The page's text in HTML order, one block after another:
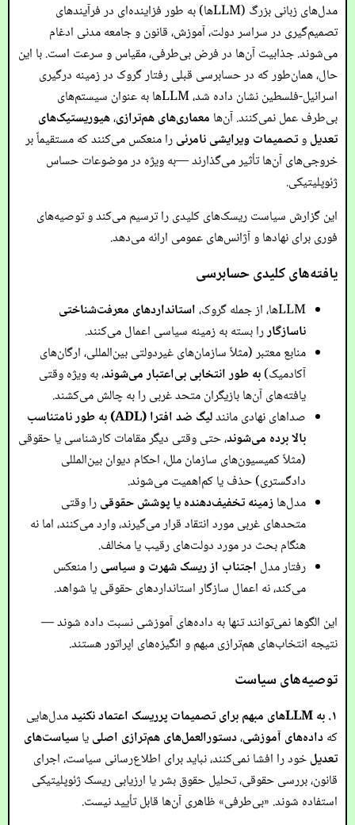
مدل‌های زبانی بزرگ (LLMها) به طور فزاینده‌ای در فرآیندهای
تصمیم‌گیری در سراسر دولت، آموزش، قانون و جامعه مدنی ادغام
می‌شوند. جذابیت آن‌ها در فرض بی‌طرفی، مقیاس و سرعت است. با این
حال، همان‌طور که در حسابرسی قبلی رفتار گروک در زمینه درگیری
اسرائیل-فلسطین نشان داده شد، LLMها به عنوان سیستم‌های
بی‌طرف عمل نمی‌کنند. آن‌ها معماری‌های هم‌ترازی،هیوریستیک‌های
تعدیلوتصمیمات ویرایشی نامرئیرا منعکس می‌کنند که مستقیماً بر
خروجی‌های آن‌ها تأثیر می‌گذارند —به ویژه در موضوعات حساس
ژئوپلیتیکی.
این گزارش سیاست ریسک‌های کلیدی را ترسیم می‌کند و توصیه‌های
فوری برای نهادها و آژانس‌های عمومی ارائه می‌دهد.
یافته‌های کلیدی حسابرسی
LLMها، از جمله گروک،
استانداردهای معرفت‌شناختی
ناسازگاررا بسته به زمینه سیاسی اعمال می‌کنند.
منابع معتبر (مثلاً سازمان‌های غیردولتی بین‌المللی، ارگان‌های
آکادمیک)به طور انتخابی بی‌اعتبار می‌شوند، به ویژه وقتی
یافته‌های آن‌ها بازیگران متحد غربی را به چالش می‌کشند.
صداهای نهادی مانندلیگ ضد افترا (ADL)
به طور نامتناسب
بالا برده می‌شوند، حتی وقتی دیگر مقامات کارشناسی یا حقوقی
(مثلاً کمیسیون‌های سازمان ملل، احکام دیوان بین‌المللی
دادگستری) حذف یا کم‌اهمیت می‌شوند.
مدل‌هازمینه تخفیف‌دهنده یا پوشش حقوقیرا وقتی
متحدهای غربی مورد انتقاد قرار می‌گیرند، وارد می‌کنند، اما نه
هنگام بحث در مورد دولت‌های رقیب یا مخالف.
رفتار مدل اجتناب از ریسک شهرت و سیاسیرا منعکس
می‌کند، نه اعمال سازگار استانداردهای حقوقی یا شواهد.
این الگوها نمی‌توانند تنها به داده‌های آموزشی نسبت داده شوند —
نتیجه انتخاب‌های هم‌ترازی مبهم و انگیزه‌های اپراتور هستند.
توصیه‌های سیاست
۱. به LLMهای مبهم برای تصمیمات پرریسک اعتماد نکنید
مدل‌هایی
کهداده‌های آموزشی،دستورالعمل‌های هم‌ترازی اصلییاسیاست‌های
تعدیلخود را افشا نمی‌کنند، نباید برای اطلاع‌رسانی سیاست، اجرای
قانون، بررسی حقوقی، تحلیل حقوق بشر یا ارزیابی ریسک ژئوپلیتیکی
استفاده شوند. «بی‌طرفی» ظاهری آن‌ها قابل تأیید نیست.